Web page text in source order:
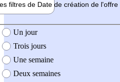
filtres de Date de création de l'offre
création de l'offre
Un jour
Trois jours
Une semaine
Deux semaines